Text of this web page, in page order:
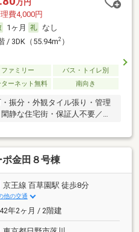
万円
費4,000円
1ヶ月
なし
/ 3DK（55.94m2）
ファミリー
バス・トイレ別
ターネット無料 南向き
振分・外観タイル張り・管理
静な住宅街・保証人不要／代
金田８号棟
京王線 百草園駅 徒歩8分
他の交通
年2ヶ月 / 2階建